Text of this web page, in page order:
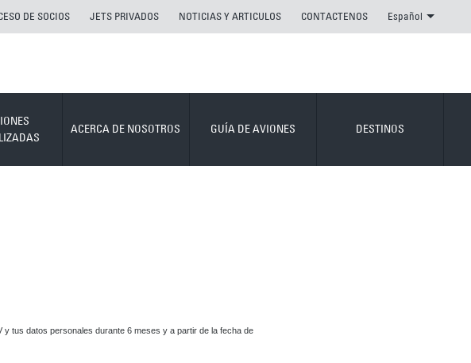
DE SOCIOS JETS PRIVADOS NOTICIAS Y ARTICULOS CONTACTENOS Español
ACERCA DE NOSOTROS GUÍA DE AVIONES DESTINOS
tus datos personales durante 6 meses y a partir de la fecha de